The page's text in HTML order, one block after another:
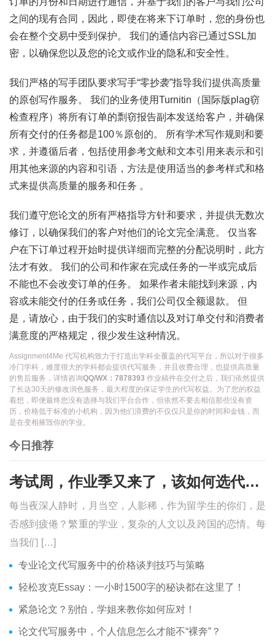
之间的现有合同，因此，即使在将来下订单时，您的身份也
会在整个交易中受到保护。 我们的通信内容已通过SSL加
密，以确保您以及您的论文或作业的隐私和安全性。
我们严格的写手团队要求写手“零抄袭”指导我们提供高质量
的原创写作服务。 我们的业务使用Turnitin（国际版plag窃
检查程序）将所有订单的剽窃报告副本发送给客户，并确保
所有交付的任务都是100％原创的。 所有学术写作规则和要
求，并遵循后者，包括使用参考文献和文本引用来表示和引
用其他来源的内容和引语，方法是使用适当的参考样式和格
式来提供高质量的服务和任务 。
我们遵守您论文的所有严格指导方针和要求，并提供无数次
修订，以确保我们的客户对他们的论文完全满意。 仅当客
户在下订单过程开始时提供详细而完整的分配说明时，此方
法才有效。 我们的公司和作家在完成任务的一半或完成后
不能也不会改变订单的任务。 如果作者未能找到来源，内
容或未能交付的任务或任务，我们公司仅全额退款。 但
是，请放心，由于我们的实时通信以及对订单交付和消费者
满意度的严格规定，很少发生这种情况。
Assignment4Me 代写机构致力于打造出学科全覆盖的代写平台，所以对于很多
冷门学科，难度很大的学科都会提供代写服务，并且收费合理，也提供高质量
的售后服务，详情咨询QQ/WX：7878393 作业稿件在交付之后，我们依然提供
了长达30天的修改润色服务，最大程度的保证学生的代写权益。为了您的权益
着想，即便最终您没有选择与我们平台合作，但依然不要去相信那些没有资
历，价格低于标准的小机构，因为他们浪费的不仅仅只是你的时间和金钱，而
是在变相摧毁你的学业。
今日推荐
考试周，作业季又来了，该如何选代写？便宜的代写、代考会有哪些问题？
每当夜深人静时，月当空，人影稀，作为留学生的你们，是
否感到疲倦？繁重的学业，复杂的人文以及跨国的恋情。每
当我们 […]
专业论文代写服务中的价格谈判技巧与策略
轻松攻克Essay：一小时1500字的秘诀都在这里了！
紧急论文？别怕，学姐来教你如何应对！
论文代写服务中，个人信息怎么才能不“裸奔”？